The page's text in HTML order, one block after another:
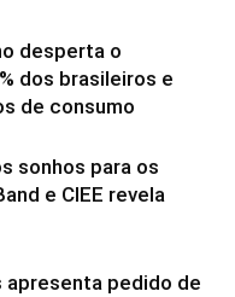
desperta o
dos brasileiros e
de consumo
sonhos para os
e CIEE revela
apresenta pedido de